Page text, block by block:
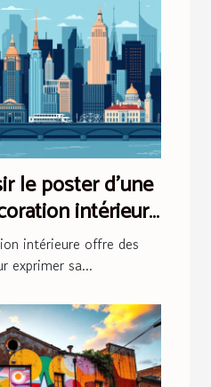
le poster d'une
intérieure
intérieure offre des
exprimer sa...